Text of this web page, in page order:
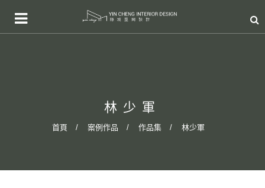
林少軍
首頁 案例作品 作品集 林少軍